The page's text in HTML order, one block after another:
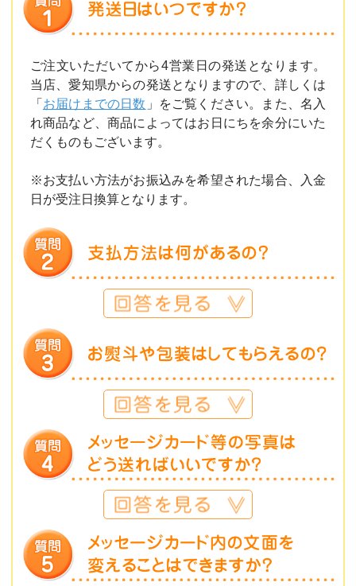
ご注文いただいてから4営業日の発送となります。
当店、愛知県からの発送となりますので、詳しくは
「 お届けまでの日数 」をご覧ください。また、名入
れ商品など、商品によってはお日にちを余分にいた
だくものもございます。
※お支払い方法がお振込みを希望された場合、入金
日が受注日換算となります。